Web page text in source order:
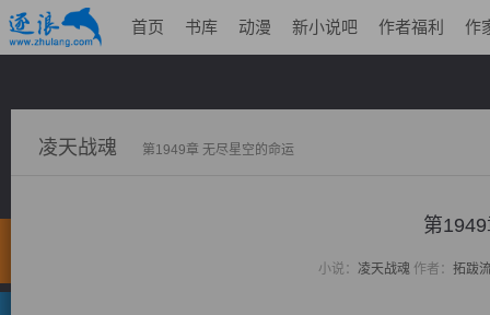
首页 书库 动漫 新小说吧 作者福利 作
凌天战魂 第1949章 无尽星空的命运
第
小说： 凌天战魂作者： 拓跋